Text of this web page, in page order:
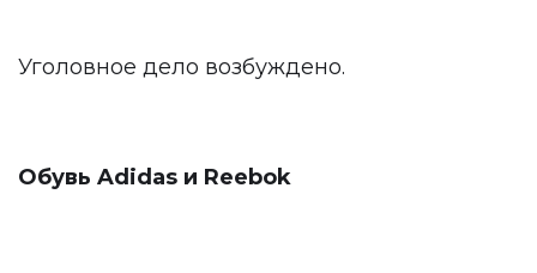
Уголовное дело возбуждено.
Обувь Adidas и Reebok